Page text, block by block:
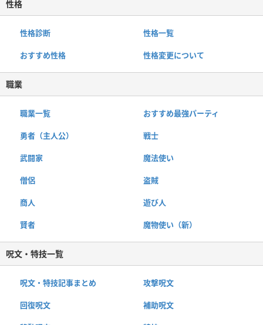
性格
性格診断 性格一覧
おすすめ性格 性格変更について
職業
職業一覧 おすすめ最強パーティ
勇者（主人公） 戦士
武闘家 魔法使い
僧侶 盗賊
商人 遊び人
賢者 魔物使い（新）
呪文・特技一覧
呪文・特技記事まとめ 攻撃呪文
回復呪文 補助呪文